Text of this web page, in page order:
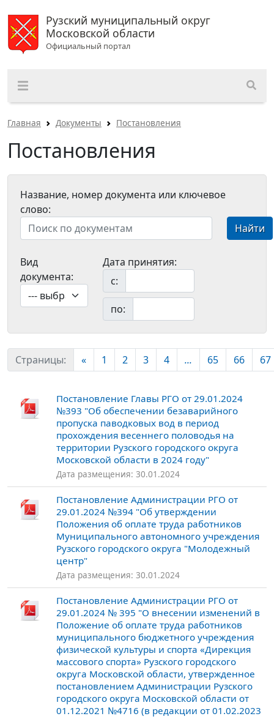
Рузский муниципальный округ
Московской области
Официальный портал
Главная Документы Постановления
Постановления
Название, номер документа или ключевое
слово:
Найти
Вид
документа:
Дата принятия:
с:
по:
Страницы: « 1 2 3 4 ... 65 66 67
Постановление Главы РГО от 29.01.2024
№393 "Об обеспечении безаварийного
пропуска паводковых вод в период
прохождения весеннего половодья на
территории Рузского городского округа
Московской области в 2024 году"
Дата размещения: 30.01.2024
Постановление Администрации РГО от
29.01.2024 №394 "Об утверждении
Положения об оплате труда работников
Муниципального автономного учреждения
Рузского городского округа "Молодежный
центр"
Дата размещения: 30.01.2024
Постановление Администрации РГО от
29.01.2024 № 395 "О внесении изменений в
Положение об оплате труда работников
муниципального бюджетного учреждения
физической культуры и спорта «Дирекция
массового спорта» Рузского городского
округа Московской области, утвержденное
постановлением Администрации Рузского
городского округа Московской области от
01.12.2021 №4716 (в редакции от 01.02.2023